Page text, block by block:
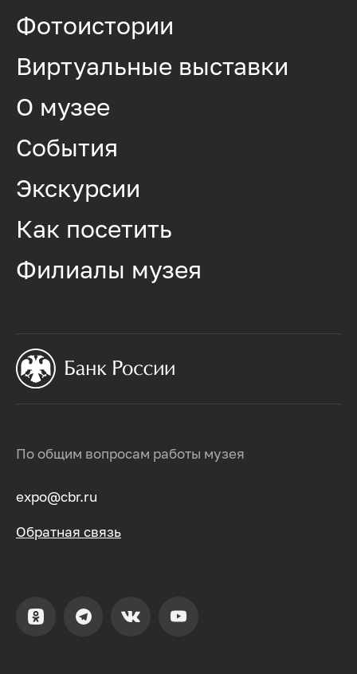
По общим вопросам работы музея
expo@cbr.ru
Обратная связь
Фотоистории
Виртуальные выставки
О музее
События
Экскурсии
Как посетить
Филиалы музея